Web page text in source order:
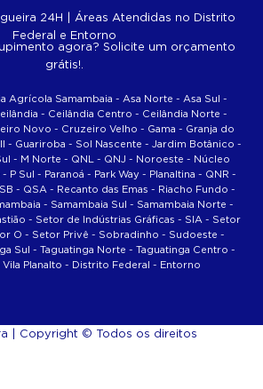
24H | Áreas Atendidas no Distrito
Federal e Entorno
agora? Solicite um orçamento
grátis!.
Agrícola Samambaia - Asa Norte - Asa Sul -
- Ceilândia Centro - Ceilândia Norte -
Novo - Cruzeiro Velho - Gama - Granja do
- Guariroba - Sol Nascente - Jardim Botânico -
- M Norte - QNL - QNJ - Noroeste - Núcleo
P Sul - Paranoá - Park Way - Planaltina - QNR -
- QSA - Recanto das Emas - Riacho Fundo -
- Samambaia Sul - Samambaia Norte -
- Setor de Indústrias Gráficas - SIA - Setor
O - Setor Privê - Sobradinho - Sudoeste -
Sul - Taguatinga Norte - Taguatinga Centro -
Planalto - Distrito Federal - Entorno
| Copyright © Todos os direitos